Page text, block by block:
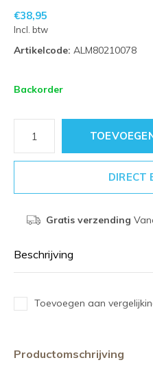
€38,95
Incl. btw
Artikelcode: ALM80210078
Backorder
DIRECT
Gratis verzending
Beschrijving
Toevoegen aan
Productomschrijving